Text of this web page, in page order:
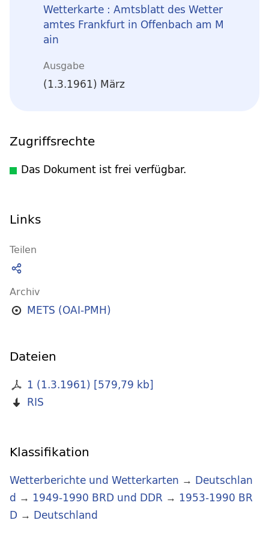
Wetterkarte : Amtsblatt des Wetter
amtes Frankfurt in Offenbach am M
ain
Ausgabe
(1.3.1961) März
Zugriffsrechte
Das Dokument ist frei verfügbar.
Links
Teilen
Archiv
METS (OAI-PMH)
Dateien
1 (1.3.1961) [579,79 kb]
RIS
Klassifikation
Wetterberichte und Wetterkarten → Deutschlan
d → 1949-1990 BRD und DDR → 1953-1990 BR
D → Deutschland